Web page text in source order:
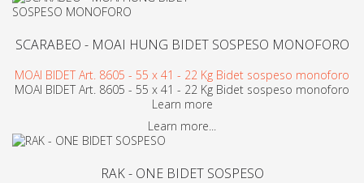
SCARABEO - MOAI HUNG BIDET SOSPESO MONOFORO
MOAI BIDET Art. 8605 - 55 x 41 - 22 Kg Bidet sospeso monoforo
MOAI BIDET Art. 8605 - 55 x 41 - 22 Kg Bidet sospeso monoforo
Learn more
Learn more...
RAK - ONE BIDET SOSPESO